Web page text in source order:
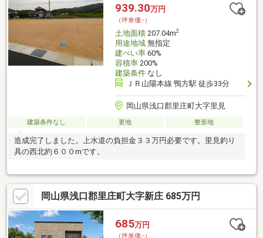
939.30万円
（坪単価:-）
土地面積207.04m2
用途地域無指定
建ぺい率60%
容積率200%
建築条件なし
ＪＲ山陽本線 鴨方駅 徒歩33分
岡山県浅口郡里庄町大字里見
建築条件なし 更地 整形地
造成完了しました。上水道の負担金３３万円必要です。里見釣り
具の西北約６００mです。
岡山県浅口郡里庄町大字新庄 685万円
685万円
（坪単価:-）